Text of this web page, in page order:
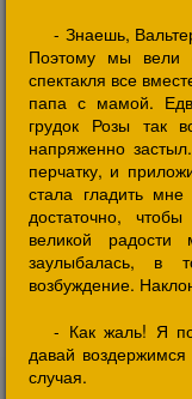
- Знаешь,
Поэтому мы вели
спектакля все
папа с мамой.
грудок Розы так
напряженно
перчатку, и
стала гладить
достаточно,
великой
заулыбалась,
возбуждение.
- Как жаль! Я
давай
случая.